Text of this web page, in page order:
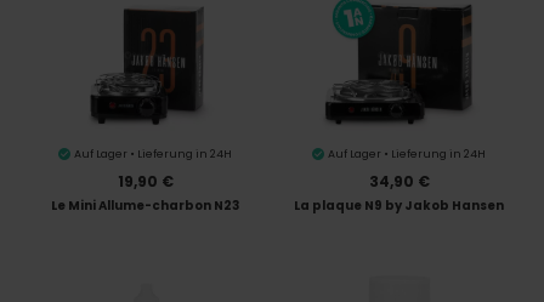
Auf Lager • Lieferung in 24H
19,90 €
Le Mini Allume-charbon N23
Auf Lager • Lieferung in 24H
34,90 €
La plaque N9 by Jakob Hansen